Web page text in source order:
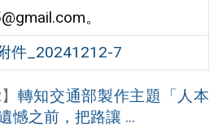
。
件_20241212-7
轉知交通部製作主題「人本
憾之前，把路讓 ...